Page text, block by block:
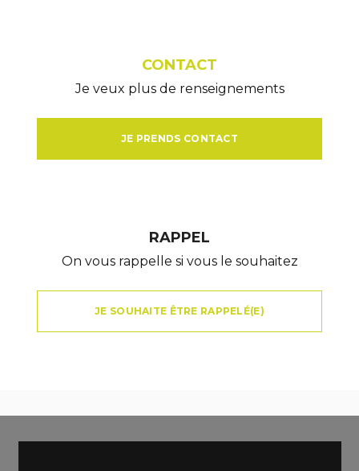
CONTACT
Je veux plus de renseignements
JE PRENDS CONTACT
RAPPEL
On vous rappelle si vous le souhaitez
JE SOUHAITE ÊTRE RAPPELÉ(E)